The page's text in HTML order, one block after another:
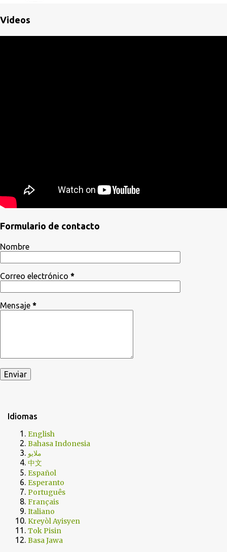
Videos
Formulario de contacto
Nombre
Correo electrónico *
Mensaje *
Idiomas
English
Bahasa Indonesia
ملايو
中文
Español
Esperanto
Português
Français
Italiano
Kreyòl Ayisyen
Tok Pisin
Basa Jawa